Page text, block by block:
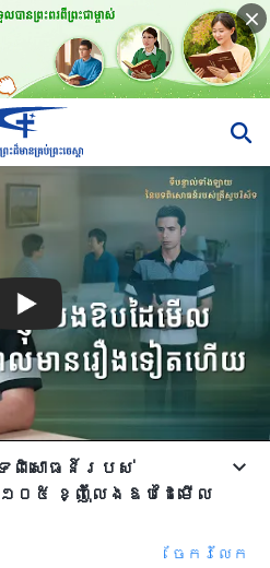
ទពិសោធន៍របស់
៥ ខ្ញុំលែងឱបដៃមើល
ចែក​រំលែក